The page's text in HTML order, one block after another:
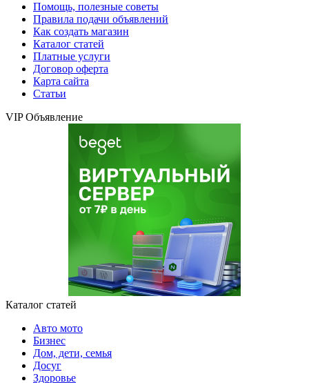
Помощь, полезные советы
Правила подачи объявлений
Как создать магазин
Каталог статей
Платные услуги
Договор оферта
Карта сайта
Статьи
VIP Объявление
Каталог статей
Авто мото
Бизнес
Дом, дети, семья
Досуг
Здоровье